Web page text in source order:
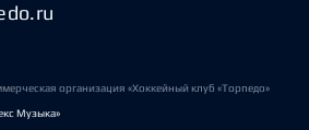
организация «Хоккейный клуб «Торпедо»
Музыка»